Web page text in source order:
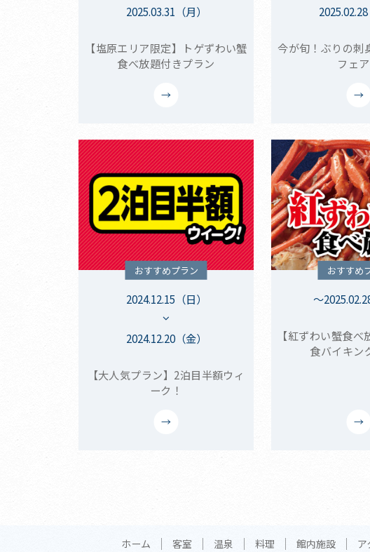
2025.03.31（月）
【塩原エリア限定】トゲずわい蟹
食べ放題付きプラン
2025.02.28
今が旬！ぶりの刺
フェア
おすすめプラン
2024.12.15（日）
2024.12.20（金）
【大人気プラン】2泊目半額ウィ
ーク！
おすすめ
～
【紅ずわい蟹食
食バイキン
ホーム 客室 温泉 料理 館内施設 ア